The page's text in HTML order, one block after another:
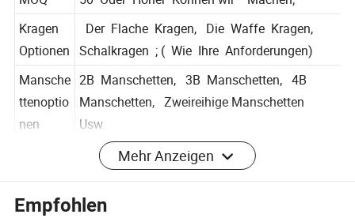
MOQ
50 Oder Höher Können wir Machen;
Kragen
Optionen
Der Flache Kragen, Die Waffe Kragen,
Schalkragen ; ( Wie Ihre Anforderungen)
Mansche
ttenoptio
2B Manschetten, 3B Manschetten, 4B
Manschetten, Zweireihige Manschetten
Usw.
Anpassungsservice ;
Wir Sind Bereit , Proben Für Ihre Nähere
Mehr Anzeigen
Empfohlen